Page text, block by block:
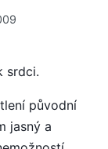
srdci.
původní
jasný a